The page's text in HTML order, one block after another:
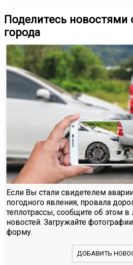
Поделитесь новостями
города
Если Вы стали свидетелем
погодного явления, провала
теплотрассы, сообщите об этом в
новостей. Загружайте
форму.
ДОБАВИТЬ